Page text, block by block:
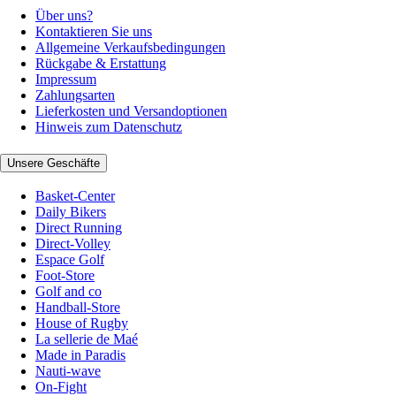
Über uns?
Kontaktieren Sie uns
Allgemeine Verkaufsbedingungen
Rückgabe & Erstattung
Impressum
Zahlungsarten
Lieferkosten und Versandoptionen
Hinweis zum Datenschutz
Unsere Geschäfte
Basket-Center
Daily Bikers
Direct Running
Direct-Volley
Espace Golf
Foot-Store
Golf and co
Handball-Store
House of Rugby
La sellerie de Maé
Made in Paradis
Nauti-wave
On-Fight